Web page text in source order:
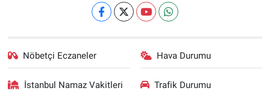
Nöbetçi Eczaneler Hava Durumu
İstanbul Namaz Vakitleri Trafik Durumu